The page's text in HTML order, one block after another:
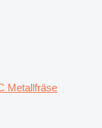
Metallfräse